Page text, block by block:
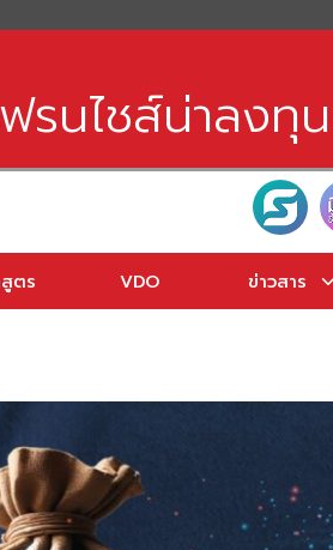
รนไชส์น่าลงทุน
ตร VDO ข่าวสาร